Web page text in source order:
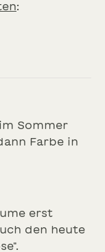
:
Sommer
Farbe in
erst
den heute